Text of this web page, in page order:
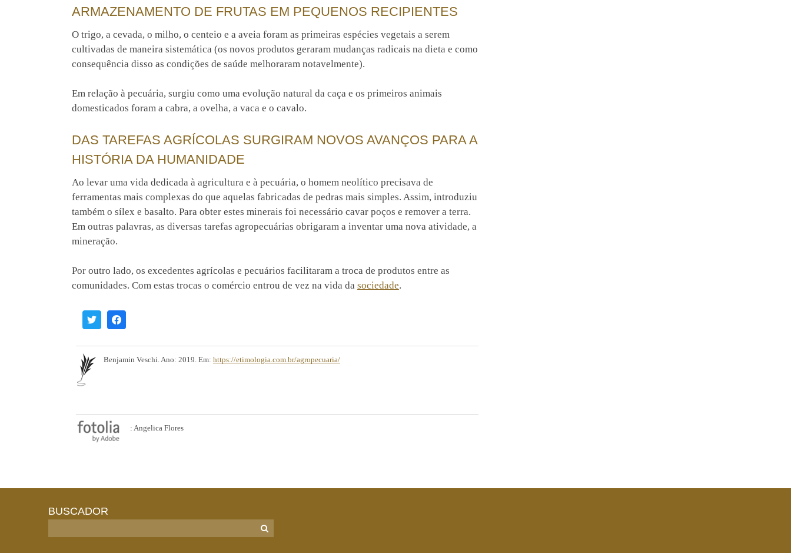
ARMAZENAMENTO DE FRUTAS EM PEQUENOS RECIPIENTES
O trigo, a cevada, o milho, o centeio e a aveia foram as primeiras espécies vegetais a serem
cultivadas de maneira sistemática (os novos produtos geraram mudanças radicais na dieta e como
consequência disso as condições de saúde melhoraram notavelmente).
Em relação à pecuária, surgiu como uma evolução natural da caça e os primeiros animais
domesticados foram a cabra, a ovelha, a vaca e o cavalo.
DAS TAREFAS AGRÍCOLAS SURGIRAM NOVOS AVANÇOS PARA A
HISTÓRIA DA HUMANIDADE
Ao levar uma vida dedicada à agricultura e à pecuária, o homem neolítico precisava de
ferramentas mais complexas do que aquelas fabricadas de pedras mais simples. Assim, introduziu
também o sílex e basalto. Para obter estes minerais foi necessário cavar poços e remover a terra.
Em outras palavras, as diversas tarefas agropecuárias obrigaram a inventar uma nova atividade, a
mineração.
Por outro lado, os excedentes agrícolas e pecuários facilitaram a troca de produtos entre as
comunidades. Com estas trocas o comércio entrou de vez na vida da sociedade.
Benjamin Veschi. Ano: 2019. Em: https://etimologia.com.br/agropecuaria/
: Angelica Flores
BUSCADOR